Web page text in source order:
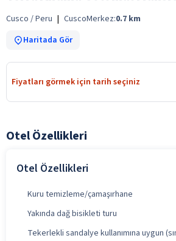
Cusco / Peru | CuscoMerkez:0.7 km
Haritada Gör
Fiyatları görmek için tarih seçiniz
Otel Özellikleri
Otel Özellikleri
Kuru temizleme/çamaşırhane
Yakında dağ bisikleti turu
Tekerlekli sandalye kullanımına uygun